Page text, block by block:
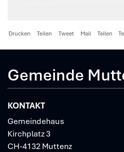
Drucken Teilen Tweet Mail Teilen
Gemeinde
KONTAKT
Gemeindehaus
Kirchplatz 3
CH-4132 Muttenz